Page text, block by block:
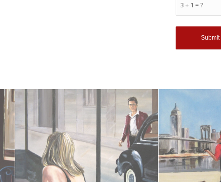
3 + 1 = ?